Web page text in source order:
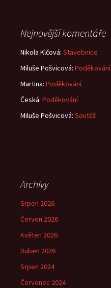
Nejnovější komentáře
Nikola Klčová: Stavebnice
Miluše Pošvicová: Poděkování
Martina: Poděkování
Česká: Poděkování
Miluše Pošvicová: Soutěž
Archivy
Srpen 2026
Červen 2026
Květen 2026
Duben 2026
Srpen 2024
Červenec 2024